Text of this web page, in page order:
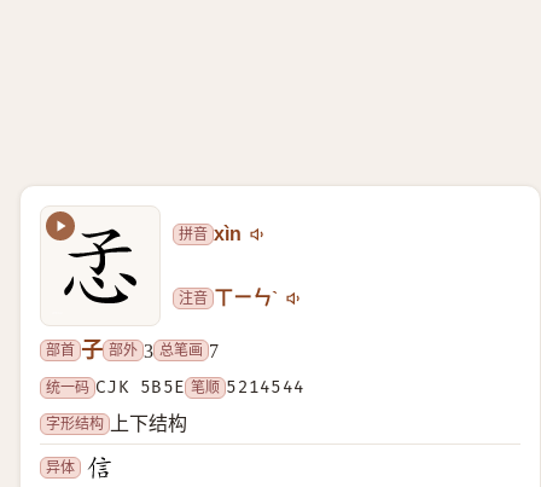
拼音 xìn
注音 ㄒㄧㄣˋ
部首 子 部外 3 总笔画 7
统一码 CJK 5B5E 笔顺 5214544
字形结构
上下结构
异体